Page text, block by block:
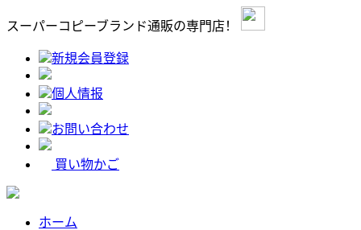
スーパーコピーブランド通販の専門店！
新規会員登録
個人情报
お問い合わせ
買い物かご
ホーム